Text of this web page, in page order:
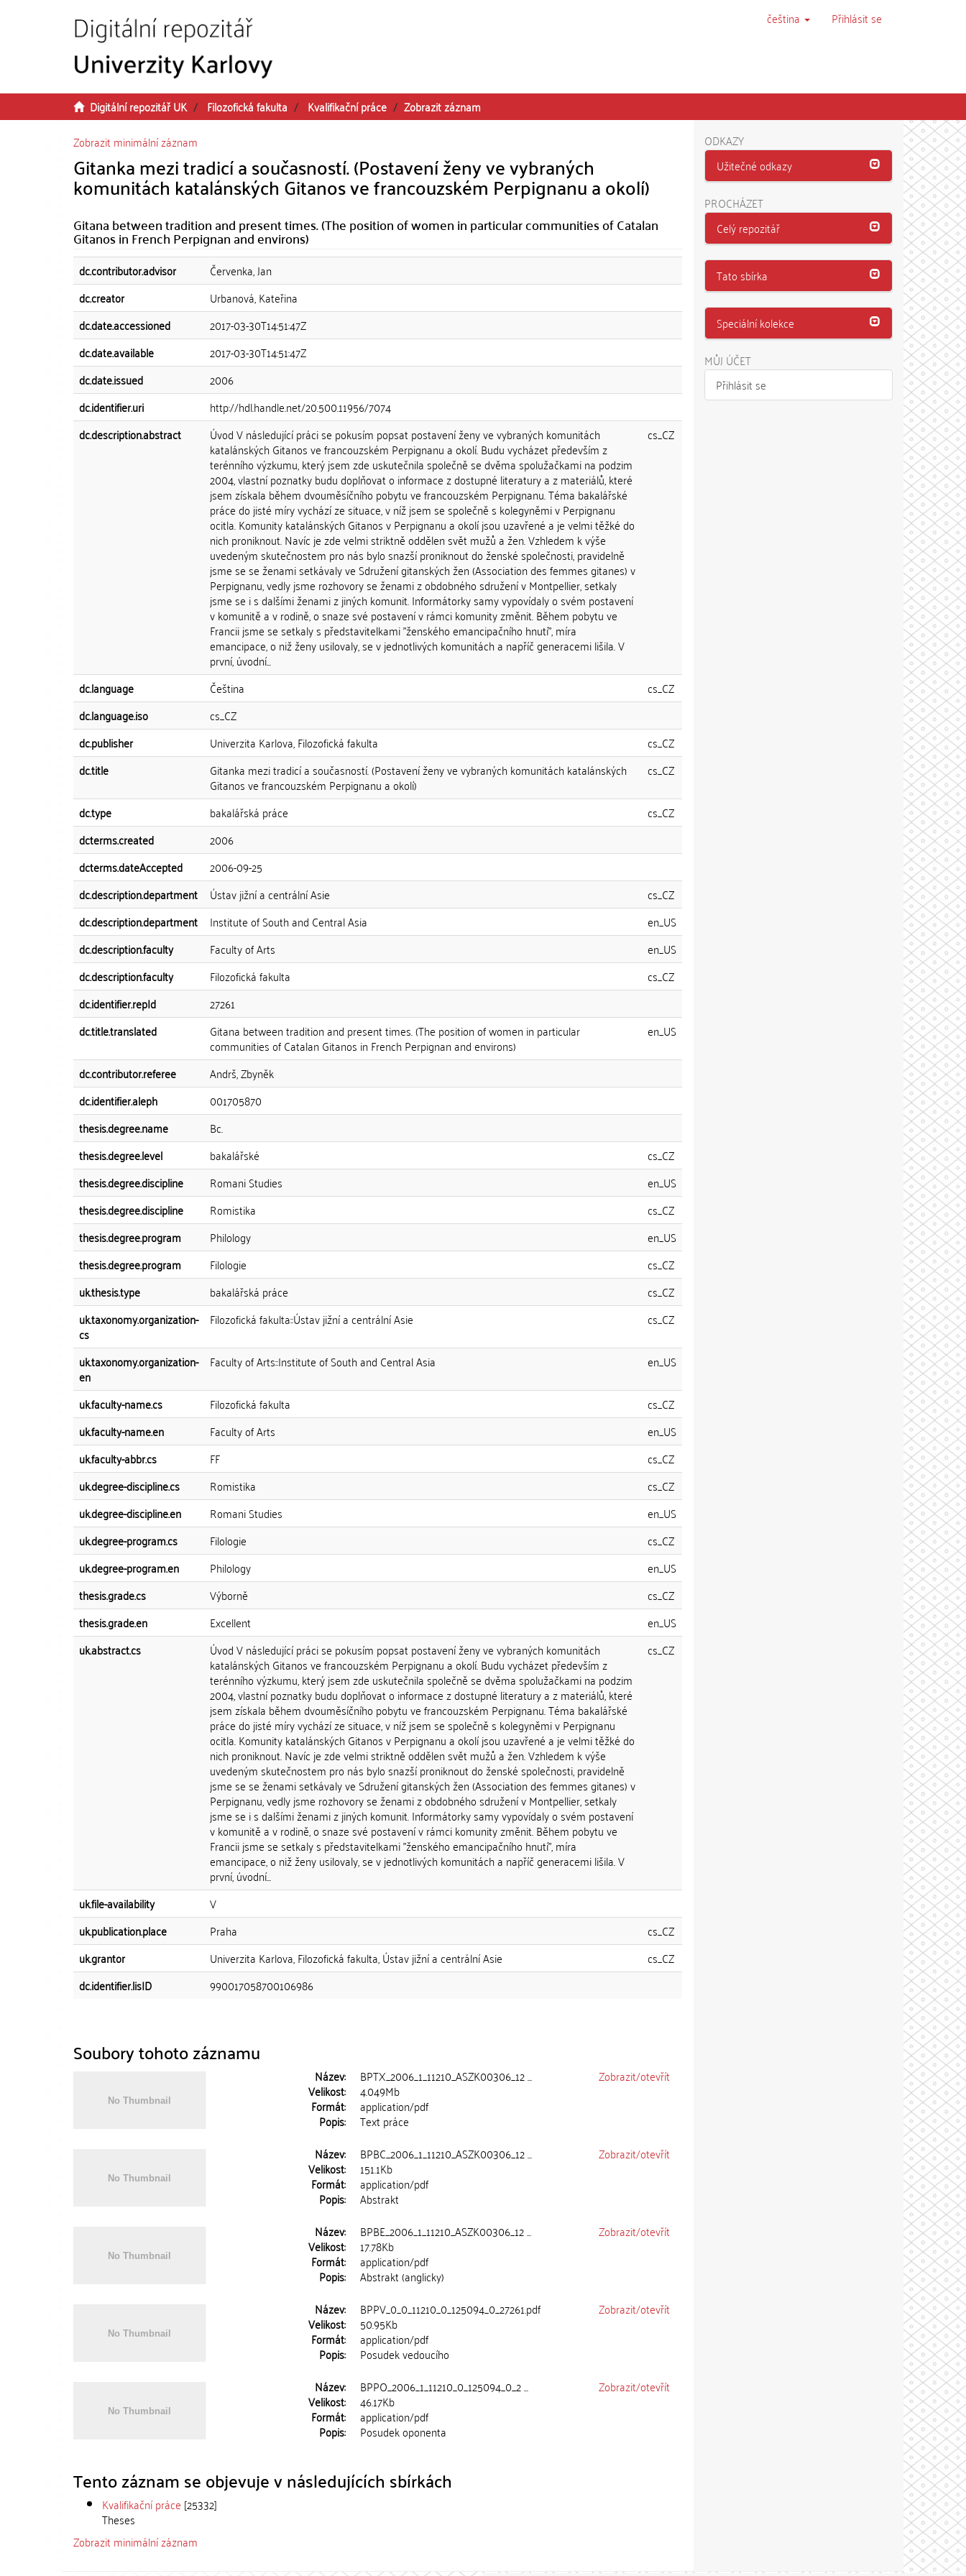
čeština Přihlásit se
Digitální repozitář UK Filozofická fakulta Kvalifikační práce
Zobrazit záznam
Zobrazit minimální záznam
Gitanka mezi tradicí a současností. (Postavení ženy ve vybraných
komunitách katalánských Gitanos ve francouzském Perpignanu a okolí)
Gitana between tradition and present times. (The position of women in particular communities of Catalan
Gitanos in French Perpignan and environs)
dc.contributor.advisor
Červenka, Jan
dc.creator
Urbanová, Kateřina
dc.date.accessioned
2017-03-30T14:51:47Z
dc.date.available
2017-03-30T14:51:47Z
dc.date.issued
2006
dc.identifier.uri
http://hdl.handle.net/20.500.11956/7074
dc.description.abstract
Úvod V následující práci se pokusím popsat postavení ženy ve vybraných komunitách
katalánských Gitanos ve francouzském Perpignanu a okolí. Budu vycházet především z
terénního výzkumu, který jsem zde uskutečnila společně se dvěma spolužačkami na podzim
2004, vlastní poznatky budu doplňovat o informace z dostupné literatury a z materiálů, které
jsem získala během dvouměsíčního pobytu ve francouzském Perpignanu. Téma bakalářské
práce do jisté míry vychází ze situace, v níž jsem se společně s kolegyněmi v Perpignanu
ocitla. Komunity katalánských Gitanos v Perpignanu a okolí jsou uzavřené a je velmi těžké do
nich proniknout. Navíc je zde velmi striktně oddělen svět mužů a žen. Vzhledem k výše
uvedeným skutečnostem pro nás bylo snazší proniknout do ženské společnosti, pravidelně
jsme se se ženami setkávaly ve Sdružení gitanských žen (Association des femmes gitanes) v
Perpignanu, vedly jsme rozhovory se ženami z obdobného sdružení v Montpellier, setkaly
jsme se i s dalšími ženami z jiných komunit. Informátorky samy vypovídaly o svém postavení
v komunitě a v rodině, o snaze své postavení v rámci komunity změnit. Během pobytu ve
Francii jsme se setkaly s představitelkami "ženského emancipačního hnutí", míra
emancipace, o niž ženy usilovaly, se v jednotlivých komunitách a napříč generacemi lišila. V
první, úvodní...
cs_CZ
dc.language Čeština
cs_CZ
dc.language.iso
cs_CZ
dc.publisher
Univerzita Karlova, Filozofická fakulta
cs_CZ
dc.title
Gitanka mezi tradicí a současností. (Postavení ženy ve vybraných komunitách katalánských
Gitanos ve francouzském Perpignanu a okolí)
cs_CZ
dc.type bakalářská práce
cs_CZ
dcterms.created
2006
dcterms.dateAccepted
2006-09-25
dc.description.department
Ústav jižní a centrální Asie
cs_CZ
dc.description.department
Institute of South and Central Asia
en_US
dc.description.faculty
Faculty of Arts
en_US
dc.description.faculty
Filozofická fakulta
cs_CZ
dc.identifier.repId
27261
dc.title.translated
Gitana between tradition and present times. (The position of women in particular
communities of Catalan Gitanos in French Perpignan and environs)
en_US
dc.contributor.referee
Andrš, Zbyněk
dc.identifier.aleph
001705870
thesis.degree.name
Bc.
thesis.degree.level
bakalářské
cs_CZ
thesis.degree.discipline
Romani Studies
en_US
thesis.degree.discipline
Romistika
cs_CZ
thesis.degree.program
Philology
en_US
thesis.degree.program
Filologie
cs_CZ
uk.thesis.type
bakalářská práce
cs_CZ
uk.taxonomy.organization-
cs
Filozofická fakulta::Ústav jižní a centrální Asie cs_CZ
uk.taxonomy.organization-
en
Faculty of Arts::Institute of South and Central Asia en_US
uk.faculty-name.cs Filozofická fakulta
cs_CZ
uk.faculty-name.en
Faculty of Arts
en_US
uk.faculty-abbr.cs
FF
cs_CZ
uk.degree-discipline.cs
Romistika
cs_CZ
uk.degree-discipline.en
Romani Studies
en_US
uk.degree-program.cs
Filologie
cs_CZ
uk.degree-program.en
Philology
en_US
thesis.grade.cs
Výborně
cs_CZ
thesis.grade.en
Excellent
en_US
uk.abstract.cs
Úvod V následující práci se pokusím popsat postavení ženy ve vybraných komunitách
katalánských Gitanos ve francouzském Perpignanu a okolí. Budu vycházet především z
terénního výzkumu, který jsem zde uskutečnila společně se dvěma spolužačkami na podzim
2004, vlastní poznatky budu doplňovat o informace z dostupné literatury a z materiálů, které
jsem získala během dvouměsíčního pobytu ve francouzském Perpignanu. Téma bakalářské
práce do jisté míry vychází ze situace, v níž jsem se společně s kolegyněmi v Perpignanu
ocitla. Komunity katalánských Gitanos v Perpignanu a okolí jsou uzavřené a je velmi těžké do
nich proniknout. Navíc je zde velmi striktně oddělen svět mužů a žen. Vzhledem k výše
uvedeným skutečnostem pro nás bylo snazší proniknout do ženské společnosti, pravidelně
jsme se se ženami setkávaly ve Sdružení gitanských žen (Association des femmes gitanes) v
Perpignanu, vedly jsme rozhovory se ženami z obdobného sdružení v Montpellier, setkaly
jsme se i s dalšími ženami z jiných komunit. Informátorky samy vypovídaly o svém postavení
v komunitě a v rodině, o snaze své postavení v rámci komunity změnit. Během pobytu ve
Francii jsme se setkaly s představitelkami "ženského emancipačního hnutí", míra
emancipace, o niž ženy usilovaly, se v jednotlivých komunitách a napříč generacemi lišila. V
první, úvodní...
cs_CZ
uk.file-availability
V
uk.publication.place
Praha
cs_CZ
uk.grantor
Univerzita Karlova, Filozofická fakulta, Ústav jižní a centrální Asie
cs_CZ
dc.identifier.lisID
990017058700106986
Soubory tohoto záznamu
Název: BPTX_2006_1_11210_ASZK00306_12 ...
Velikost: 4.049Mb
Formát: application/pdf
Popis: Text práce
Zobrazit/otevřít
Název: BPBC_2006_1_11210_ASZK00306_12 ...
Velikost: 151.1Kb
Formát: application/pdf
Popis: Abstrakt
Zobrazit/otevřít
Název: BPBE_2006_1_11210_ASZK00306_12 ...
Velikost: 17.78Kb
Formát: application/pdf
Popis: Abstrakt (anglicky)
Zobrazit/otevřít
Název: BPPV_0_0_11210_0_125094_0_27261.pdf
Velikost: 50.95Kb
Formát: application/pdf
Popis: Posudek vedoucího
Zobrazit/otevřít
Název: BPPO_2006_1_11210_0_125094_0_2 ...
Velikost: 46.17Kb
Formát: application/pdf
Popis: Posudek oponenta
Zobrazit/otevřít
Tento záznam se objevuje v následujících sbírkách
Kvalifikační práce [25332]
Theses
Zobrazit minimální záznam
ODKAZY
Užitečné odkazy
PROCHÁZET
Celý repozitář
Tato sbírka
Speciální kolekce
MŮJ ÚČET
Přihlásit se